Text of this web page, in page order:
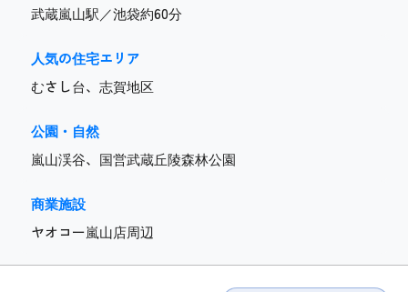
武蔵嵐山駅／池袋約60分
人気の住宅エリア
むさし台、志賀地区
公園・自然
嵐山渓谷、国営武蔵丘陵森林公園
商業施設
ヤオコー嵐山店周辺